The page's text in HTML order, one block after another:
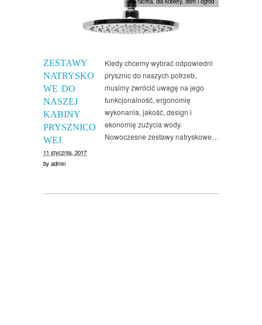
ZESTAWY
NATRYSKO
WE DO
NASZEJ
KABINY
PRYSZNICO
WEJ
11 stycznia, 2017
by admin
Kiedy chcemy wybrać odpowiedni
prysznic do naszych potrzeb,
musimy zwrócić uwagę na jego
funkcjonalność, ergonomię
wykonania, jakość, design i
ekonomię zużycia wody.
Nowoczesne zestawy natryskowe…